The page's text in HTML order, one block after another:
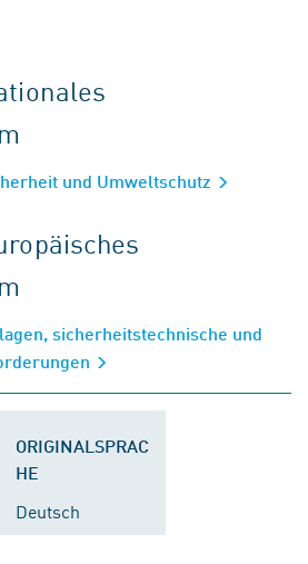
und Umweltschutz
sicherheitstechnische und
ORIGINALSPRAC
HE
Deutsch